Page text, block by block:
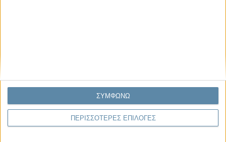
ΠΕΡΙΣΣΟΤΕΡΕΣ ΕΠΙΛΟΓΕΣ
ΣΥΜΦΩΝΩ
Να αφήνεις τους ανθρώπους να είναι (letting